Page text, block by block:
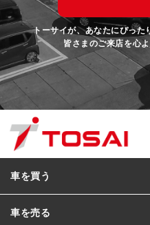
トーサイが、あなたにぴった
皆さまのご来店を心
車を買う
車を売る